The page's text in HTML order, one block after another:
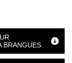
BRANGUES